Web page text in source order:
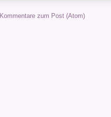
Kommentare zum Post (Atom)